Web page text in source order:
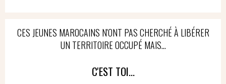
CES JEUNES MAROCAINS N'ONT PAS CHERCHÉ À LIBÉRER
UN TERRITOIRE OCCUPÉ MAIS...
C'EST TOI...